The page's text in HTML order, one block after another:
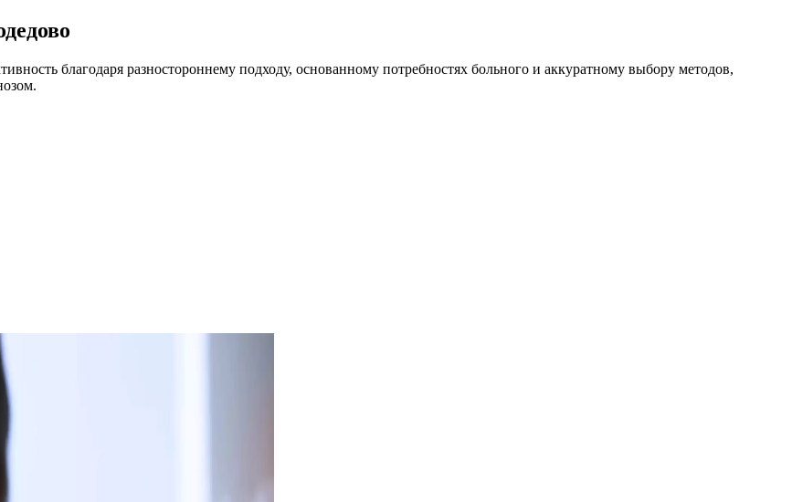
благодаря разностороннему подходу, основанному потребностях больного и аккуратному выбору методов,